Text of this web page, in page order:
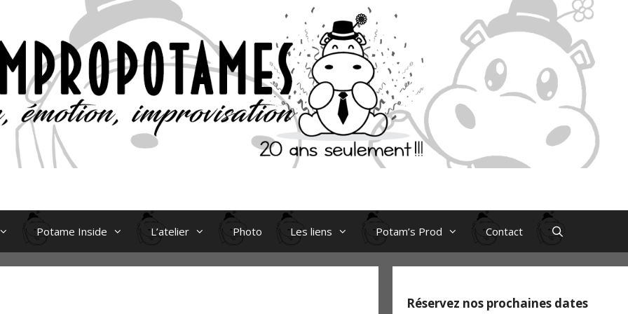
Potame Inside L’atelier Photo Les liens Potam’s Prod Contact
Réservez nos prochaines dates